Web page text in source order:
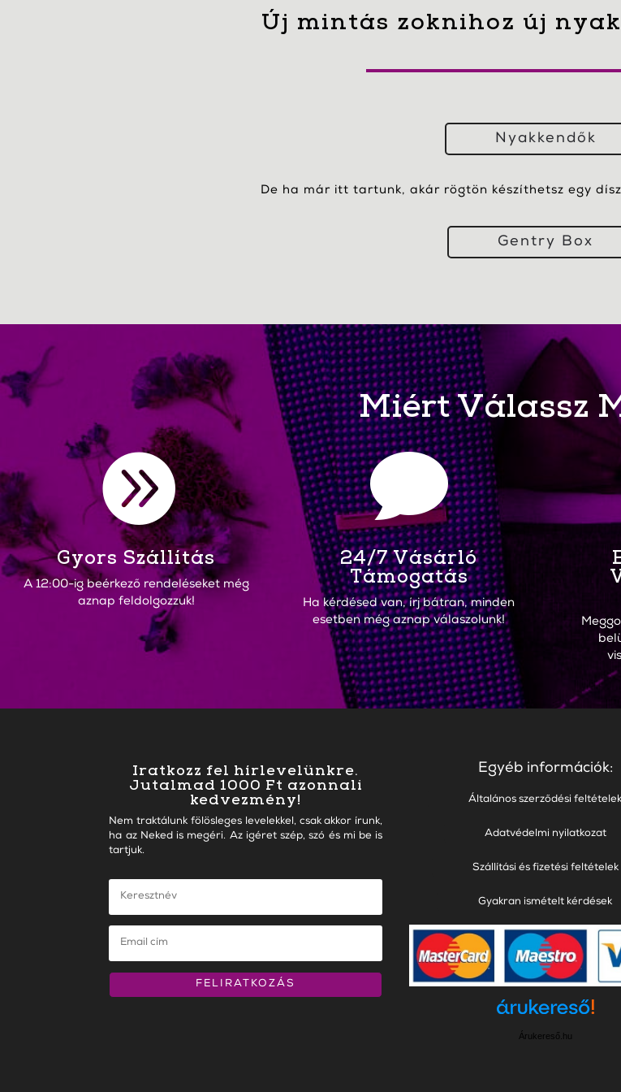
Új mintás zoknihoz új
Nyakkendők
De ha már itt tartunk, akár rögtön készíthetsz egy
Gentry Box
Miért Válassz

Gyors Szállítás
A 12:00-ig beérkező rendeléseket még
aznap feldolgozzuk!

24/7 Vásárló
Támogatás
Ha kérdésed van, írj bátran, minden
esetben még aznap válaszolunk!
Iratkozz fel hírlevelünkre.
Jutalmad 1000 Ft azonnali
kedvezmény!
Nem traktálunk fölösleges levelekkel, csak akkor írunk,
ha az Neked is megéri. Az igéret szép, szó és mi be is
tartjuk.
FELIRATKOZÁS
Egyéb információk:
Általános szerződési feltételek
Adatvédelmi nyilatkozat
Szállítási és fizetési feltételek
Gyakran ismételt kérdések
Árukereső.hu